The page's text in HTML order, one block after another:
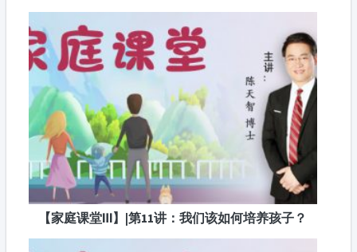
【家庭课堂Ⅲ】|第11讲：我们该如何培养孩子？